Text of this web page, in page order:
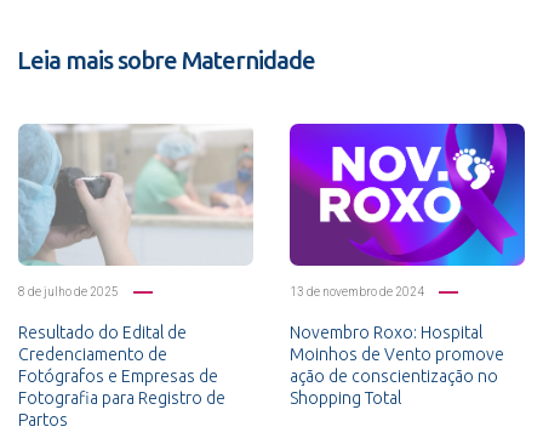
Leia mais sobre Maternidade
8 de julho de 2025
Resultado do Edital de
Credenciamento de
Fotógrafos e Empresas de
Fotografia para Registro de
Partos
13 de novembro de 2024
Novembro Roxo: Hospital
Moinhos de Vento promove
ação de conscientização no
Shopping Total